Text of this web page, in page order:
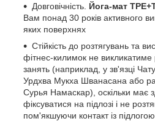
Довговічність. Йога-мат
Вам понад 30 років активного
яких поверхнях
Стійкість до розтягувань та
фітнес-килимок не викликатиме
занять (наприклад, у зв'язці
Урдхва Мукха Шванасана або
Сурья Намаскар), оскільки має
фіксуватися на підлозі і не
пом'якшуючи контакт із підлогою